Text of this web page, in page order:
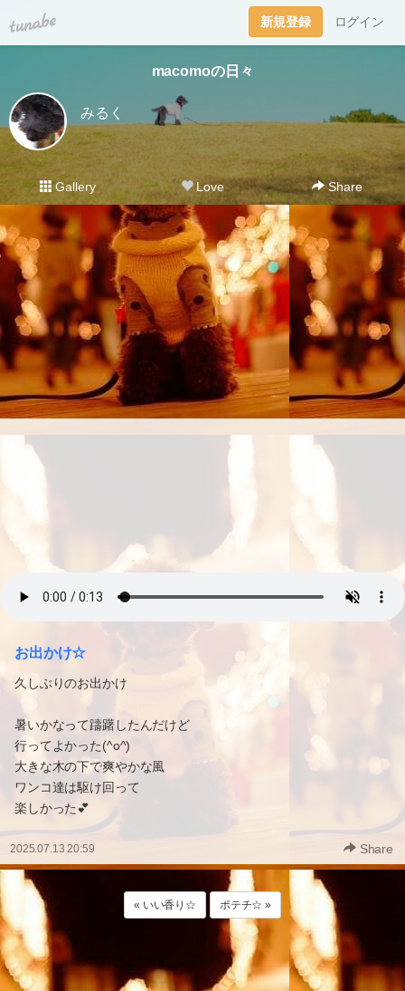
tuna.be 新規登録 ログイン
macomoの日々
みるく
Gallery Love Share
お出かけ☆
久しぶりのお出かけ
暑いかなって躊躇したんだけど
行ってよかった(^o^)
大きな木の下で爽やかな風
ワンコ達は駆け回って
楽しかった💕
2025.07.13 20:59 Share
« いい香り☆ ポテチ☆ »